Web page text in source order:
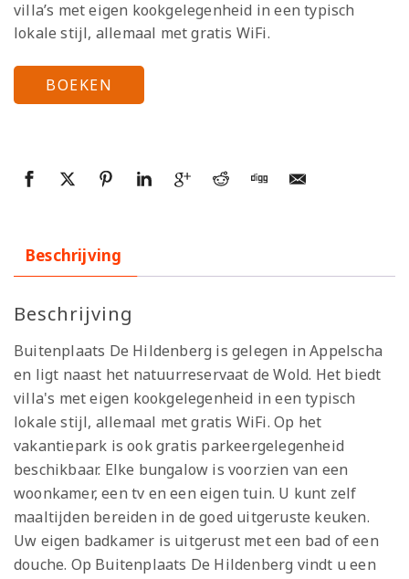
villa’s met eigen kookgelegenheid in een typisch
lokale stijl, allemaal met gratis WiFi.
BOEKEN
Beschrijving
Beschrijving
Buitenplaats De Hildenberg is gelegen in Appelscha
en ligt naast het natuurreservaat de Wold. Het biedt
villa's met eigen kookgelegenheid in een typisch
lokale stijl, allemaal met gratis WiFi. Op het
vakantiepark is ook gratis parkeergelegenheid
beschikbaar. Elke bungalow is voorzien van een
woonkamer, een tv en een eigen tuin. U kunt zelf
maaltijden bereiden in de goed uitgeruste keuken.
Uw eigen badkamer is uitgerust met een bad of een
douche. Op Buitenplaats De Hildenberg vindt u een